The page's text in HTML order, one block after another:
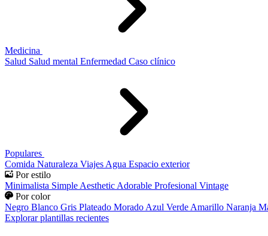
Medicina
Salud Salud mental Enfermedad Caso clínico
Populares
Comida Naturaleza Viajes Agua Espacio exterior
Por estilo
Minimalista Simple Aesthetic Adorable Profesional Vintage
Por color
Negro Blanco Gris Plateado Morado Azul Verde Amarillo Naranja
Explorar plantillas recientes